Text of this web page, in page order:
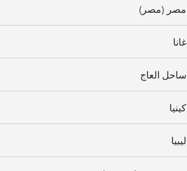
مصر (مصر)
غانا
ساحل العاج
كينيا
ليبيا